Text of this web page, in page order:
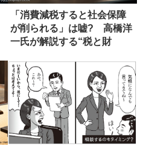
「消費減税すると社会保障
が削られる」は嘘? 高橋洋
一氏が解説する“税と財